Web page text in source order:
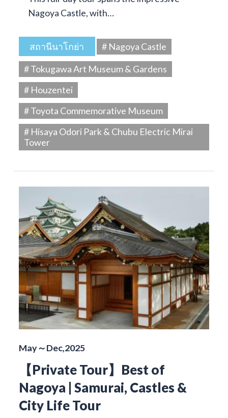
Nagoya Castle, with…
สถานีนาโกย่า
# Nagoya Castle
# Tokugawa Art Museum & Gardens
# Houzentei
# Toyota Commemorative Museum
# Hisaya Odori Park & Chubu Electric Mirai
Tower
May～Dec,2025
【Private Tour】Best of
Nagoya | Samurai, Castles &
City Life Tour